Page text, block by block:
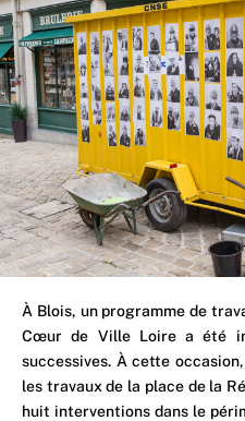
À Blois, un programme de
Cœur de Ville Loire a été
successives. À cette
les travaux de la place de la
huit interventions dans le